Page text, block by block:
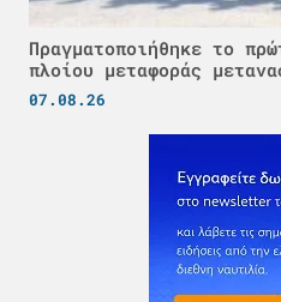
Πραγματοποιήθηκε το
πλοίου μεταφοράς
07.08.26